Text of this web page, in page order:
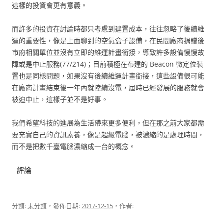
這樣的投資會更有意義。
而許多的投資在討論時都只考慮到建置成本，往往忽略了後續維
運的重要性，像是上面聊到的空氣盒子設備，在民間廠商捐贈後
市府相關單位並沒有立即的維運計畫銜接，導致許多設備慢慢故
障或是中止服務(77/214)；目前積極在布建的 Beacon 微定位裝
置也是同樣問題，如果沒有後續維運計畫銜接，這些設備很可能
在廠商計畫結束後一年內就陸續沒電，屆時已經發展的服務就會
被迫中止，這樣子並不是好事。
我們希望科技的進展為生活帶來更多便利，但在那之前大家都需
要充實自己的資訊素養，像是超級電腦，被濃縮的是處理時間，
而不是把數千臺電腦濃縮成一台的概念。
評論
分類:未分類 ，發佈日期:2017-12-15 ，作者: